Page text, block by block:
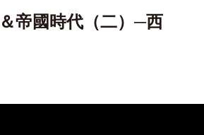
帝國時代（二）─西